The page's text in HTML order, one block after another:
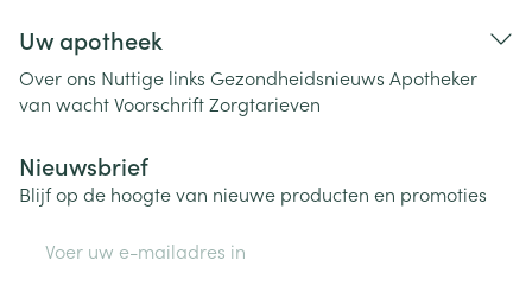
Uw apotheek
Over ons Nuttige links Gezondheidsnieuws Apotheker
van wachtVoorschriftZorgtarieven
Nieuwsbrief
Blijf op de hoogte van nieuwe producten en promoties